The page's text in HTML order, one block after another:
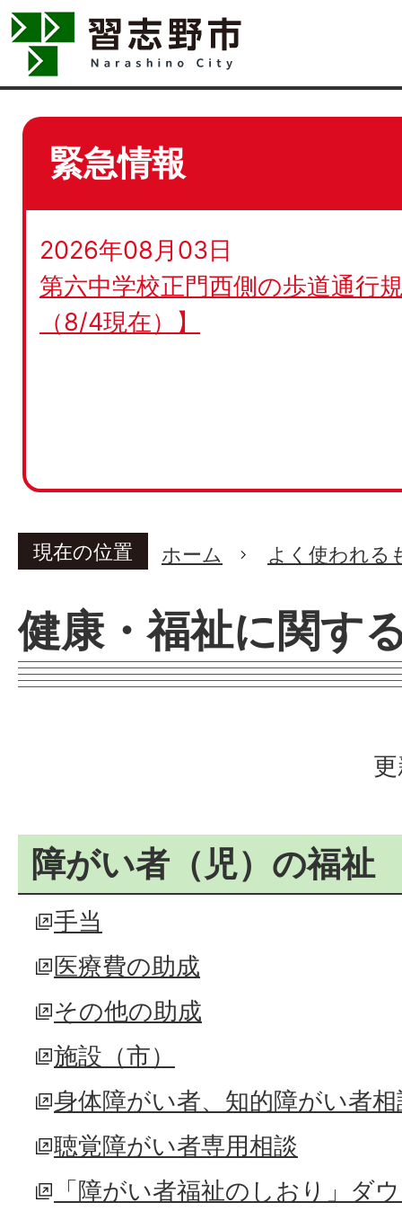
緊急情報
2026年08月03日
第六中学校正門西側の歩道通行
（8/4現在）】
現在の位置 ホーム よく使われる
健康・福祉に関す
障がい者（児）の福祉
手当
医療費の助成
その他の助成
施設（市）
身体障がい者、知的障がい者
聴覚障がい者専用相談
「障がい者福祉のしおり」ダ